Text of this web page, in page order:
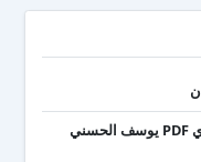
تحميل كتاب عقدك النفسية سجنك الأبدي PDF يوسف الحسني